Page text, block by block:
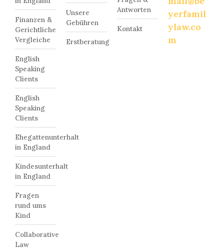
Finanzen &
Gerichtliche
Vergleiche
English
Speaking
Clients
English
Speaking
Clients
Ehegattenunterhalt
in England
Kindesunterhalt
in England
Fragen
rund ums
Kind
Collaborative
Law
Unsere
Gebühren
Erstberatung
Antworten
Kontakt
yerfamil
ylaw.co
m